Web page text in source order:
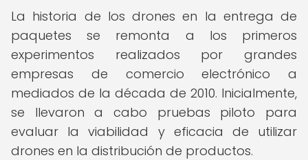
La historia de los drones en la entrega de
paquetes se remonta a los primeros
experimentos realizados por grandes
empresas de comercio electrónico a
mediados de la década de 2010. Inicialmente,
se llevaron a cabo pruebas piloto para
evaluar la viabilidad y eficacia de utilizar
drones en la distribución de productos.